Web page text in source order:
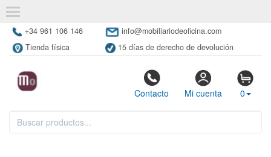
+34 961 106 146
info@mobiliariodeoficina.com
Tienda física
15 días de derecho de devolución
Contacto Mi cuenta 0